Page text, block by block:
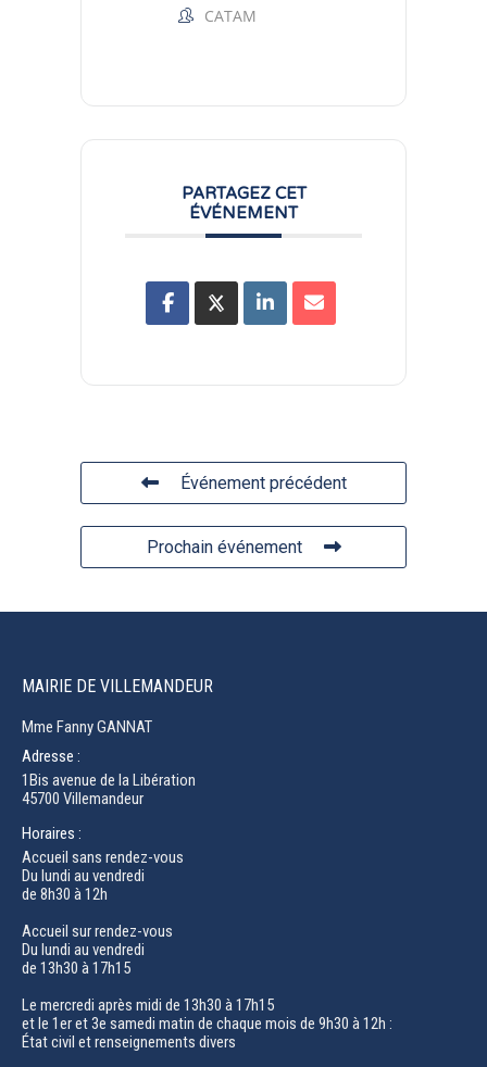
CATAM
PARTAGEZ CET
ÉVÉNEMENT
Événement précédent
Prochain événement
MAIRIE DE VILLEMANDEUR
Mme Fanny GANNAT
Adresse :
1Bis avenue de la Libération
45700 Villemandeur
Horaires :
Accueil sans rendez-vous
Du lundi au vendredi
de 8h30 à 12h
Accueil sur rendez-vous
Du lundi au vendredi
de 13h30 à 17h15
Le mercredi après midi de 13h30 à 17h15
et le 1er et 3e samedi matin de chaque mois de 9h30 à 12h :
État civil et renseignements divers